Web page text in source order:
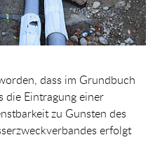
dass im Grundbuch
die Eintragung einer
zu Gunsten des
erfolgt